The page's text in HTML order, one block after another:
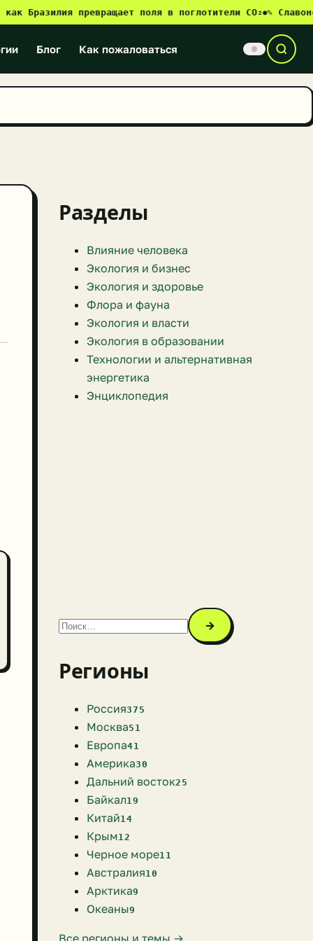
превращает поля в поглотители CO₂●✎ Славонски-
Блог Как пожаловаться
Разделы
Влияние человека
Экология и бизнес
Экология и здоровье
Флора и фауна
Экология и власти
Экология в образовании
Технологии и альтернативная
энергетика
Энциклопедия
→
Регионы
Россия375
Москва51
Европа41
Америка30
Дальний восток25
Байкал19
Китай14
Крым12
Черное море11
Австралия10
Арктика9
Океаны9
Все регионы и темы →